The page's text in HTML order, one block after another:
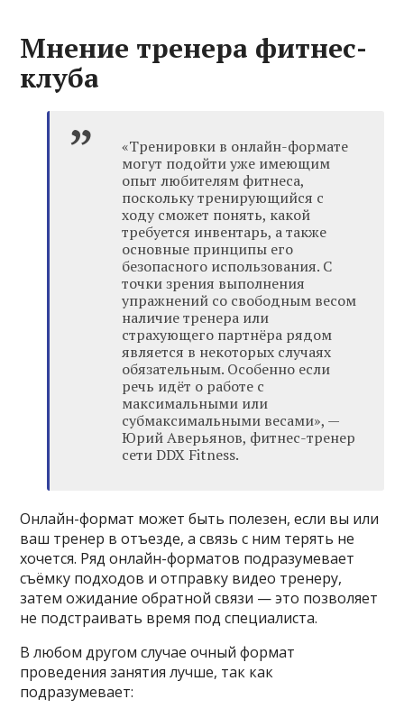
Мнение тренера фитнес-
клуба
«Тренировки в онлайн-формате
могут подойти уже имеющим
опыт любителям фитнеса,
поскольку тренирующийся с
ходу сможет понять, какой
требуется инвентарь, а также
основные принципы его
безопасного использования. С
точки зрения выполнения
упражнений со свободным весом
наличие тренера или
страхующего партнёра рядом
является в некоторых случаях
обязательным. Особенно если
речь идёт о работе с
максимальными или
субмаксимальными весами», —
Юрий Аверьянов, фитнес-тренер
сети DDX Fitness.
Онлайн-формат может быть полезен, если вы или
ваш тренер в отъезде, а связь с ним терять не
хочется. Ряд онлайн-форматов подразумевает
съёмку подходов и отправку видео тренеру,
затем ожидание обратной связи — это позволяет
не подстраивать время под специалиста.
В любом другом случае очный формат
проведения занятия лучше, так как
подразумевает: